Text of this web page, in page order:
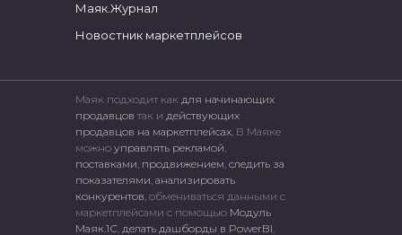
Маяк.Журнал
Новостник маркетплейсов
Маяк подходит как для начинающих
продавцов так и действующих
продавцов на маркетплейсах. В Маяке
можно управлять рекламой,
поставками, продвижением, следить за
показателями, анализировать
конкурентов, обмениваться данными с
маркетплейсами c помощью Модуль
Маяк.1С, делать дашборды в PowerBI,